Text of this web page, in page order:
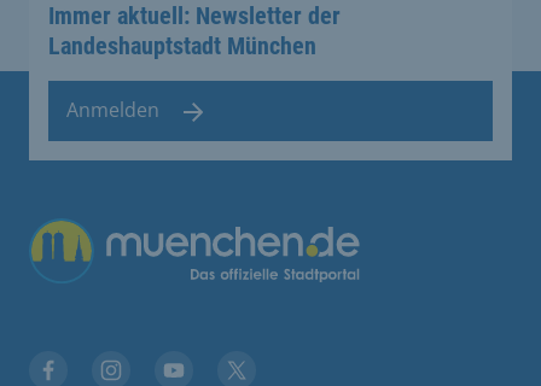
Immer aktuell: Newsletter der
Landeshauptstadt München
Anmelden
Übergreifende Links